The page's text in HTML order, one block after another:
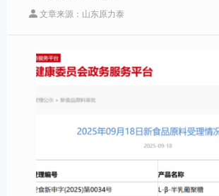
文章来源：山东原力泰